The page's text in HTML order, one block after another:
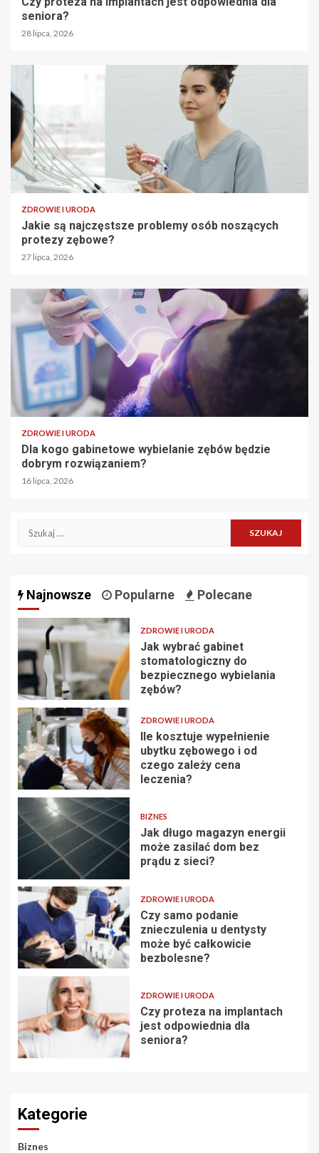
seniora?
28 lipca, 2026
ZDROWIE I URODA
Jakie są najczęstsze problemy osób noszących
protezy zębowe?
27 lipca, 2026
ZDROWIE I URODA
Dla kogo gabinetowe wybielanie zębów będzie
dobrym rozwiązaniem?
16 lipca, 2026
Szukaj:
Najnowsze Popularne Polecane
ZDROWIE I URODA
Jak wybrać gabinet
stomatologiczny do
bezpiecznego wybielania
zębów?
ZDROWIE I URODA
Ile kosztuje wypełnienie
ubytku zębowego i od
czego zależy cena
leczenia?
BIZNES
Jak długo magazyn energii
może zasilać dom bez
prądu z sieci?
ZDROWIE I URODA
Czy samo podanie
znieczulenia u dentysty
może być całkowicie
bezbolesne?
ZDROWIE I URODA
Czy proteza na implantach
jest odpowiednia dla
seniora?
Kategorie
Biznes